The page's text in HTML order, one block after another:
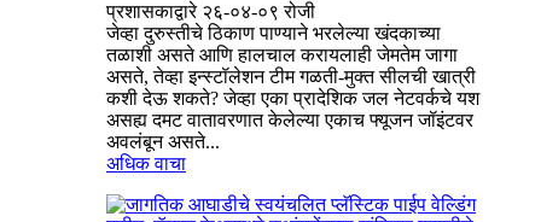
प्रशासकाद्वारे २६-०४-०९ रोजी
जेव्हा दुरुस्तीचे ठिकाण पाण्याने भरलेल्या खंदकाच्या
तळाशी असते आणि हालचाल करायलाही जेमतेम जागा
असते, तेव्हा इन्स्टॉलेशन टीम गळती-मुक्त सीलची खात्री
कशी देऊ शकते? जेव्हा एका प्रादेशिक जल नेटवर्कचे यश
असह्य दमट वातावरणात केलेल्या एकाच फ्यूजन जॉइंटवर
अवलंबून असते...
अधिक वाचा